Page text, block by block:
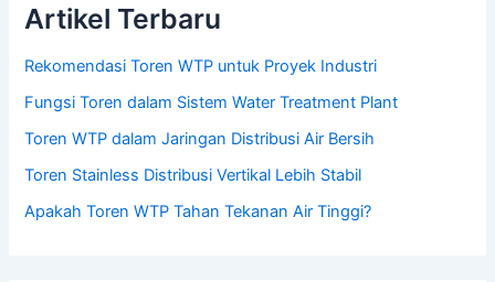
Artikel Terbaru
Rekomendasi Toren WTP untuk Proyek Industri
Fungsi Toren dalam Sistem Water Treatment Plant
Toren WTP dalam Jaringan Distribusi Air Bersih
Toren Stainless Distribusi Vertikal Lebih Stabil
Apakah Toren WTP Tahan Tekanan Air Tinggi?